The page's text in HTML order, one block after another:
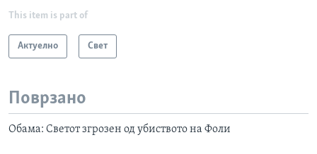
This item is part of
Актуелно Свет
Поврзано
Обама: Светот згрозен од убиството на Фоли